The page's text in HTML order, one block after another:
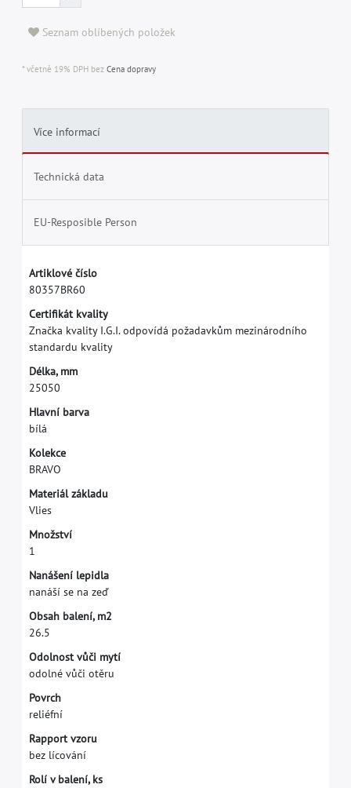
Seznam oblíbených položek
* včetně 19% DPH bez Cena dopravy
Více informací
Technická data
EU-Resposible Person
Artiklové číslo
80357BR60
Certifkát kvality
Značka kvality I.G.I. odpovídá požadavkům mezinárodního
standardu kvality
Délka, mm
25050
Hlavní barva
bílá
Kolekce
BRAVO
Materiál základu
Vlies
Množství
1
Nanášení lepidla
nanáší se na zeď
Obsah balení, m2
26.5
Odolnost vůči mytí
odolné vůči otěru
Povrch
reliéfní
Rapport vzoru
bez lícování
Rolí v balení, ks